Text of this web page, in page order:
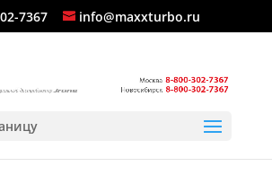
7367 info@maxxturbo.ru